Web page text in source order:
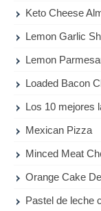
Keto Cheese
Lemon Garlic
Lemon
Loaded Bacon
Los 10 mejores
Mexican Pizza
Minced Meat
Orange Cake
Pastel de leche